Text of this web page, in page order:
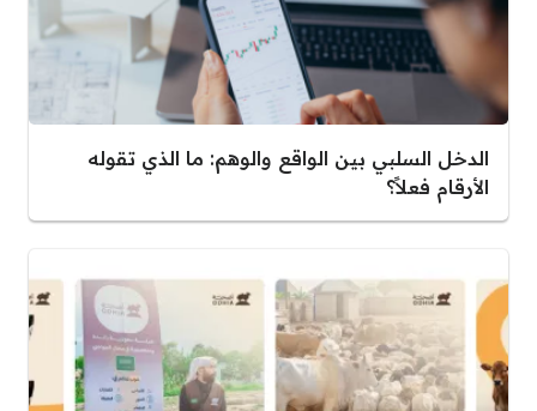
الدخل السلبي بين الواقع والوهم: ما الذي تقوله
الأرقام فعلاً؟